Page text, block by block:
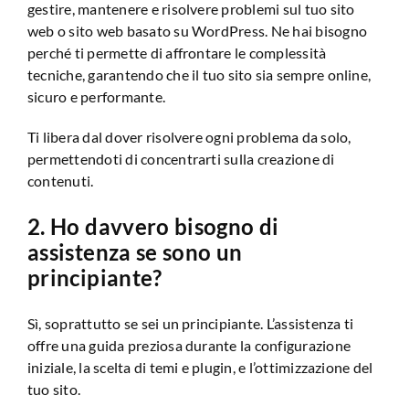
gestire, mantenere e risolvere problemi sul tuo sito
web o sito web basato su WordPress. Ne hai bisogno
perché ti permette di affrontare le complessità
tecniche, garantendo che il tuo sito sia sempre online,
sicuro e performante.
Ti libera dal dover risolvere ogni problema da solo,
permettendoti di concentrarti sulla creazione di
contenuti.
2. Ho davvero bisogno di
assistenza se sono un
principiante?
Sì, soprattutto se sei un principiante. L’assistenza ti
offre una guida preziosa durante la configurazione
iniziale, la scelta di temi e plugin, e l’ottimizzazione del
tuo sito.